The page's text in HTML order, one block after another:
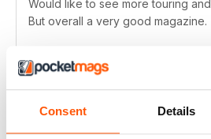
Consent Details
Would like to see more touring
But overall a very good magazine.
Recensito